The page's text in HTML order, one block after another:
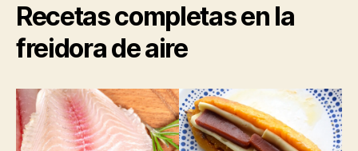
Recetas completas en la
freidora de aire